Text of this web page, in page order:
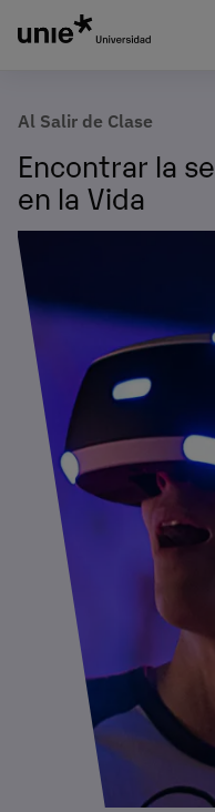
Al Salir de Clase
Encontrar la
en la Vida